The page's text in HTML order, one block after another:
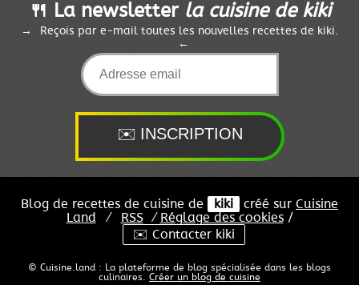
🍴 La newsletter la cuisine de kiki
Reçois par e-mail toutes les nouvelles recettes de kiki.
Blog de recettes de cuisine de kiki créé sur Cuisine
Land
⁄ RSS ⁄ Réglage des cookies/
✉️ Contacter kiki
© Cuisine.land : La plateforme de blog spécialisée dans les blogs
culinaires. Créer un blog de cuisine